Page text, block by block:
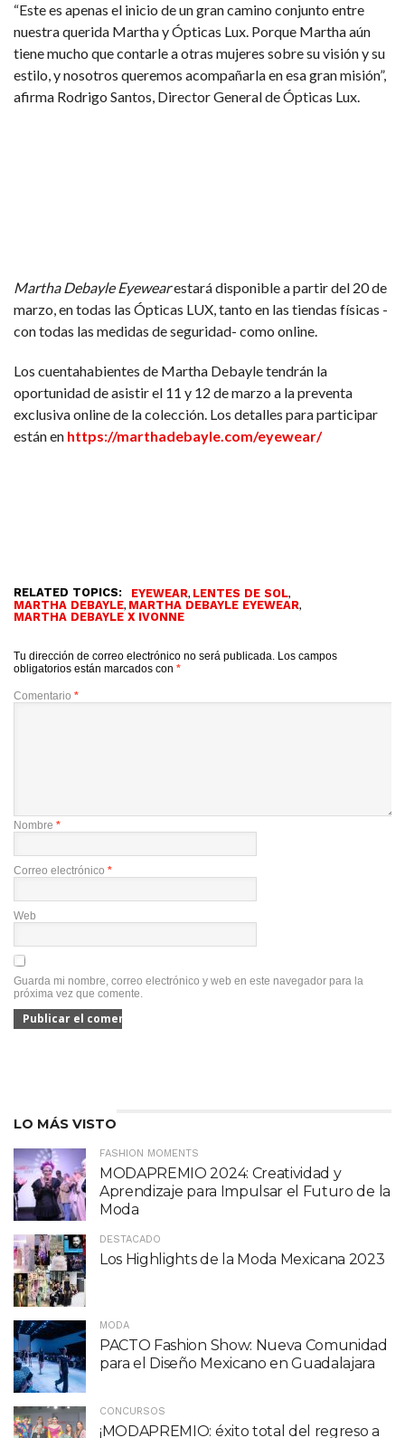
“Este es apenas el inicio de un gran camino conjunto entre
nuestra querida Martha y Ópticas Lux. Porque Martha aún
tiene mucho que contarle a otras mujeres sobre su visión y su
estilo, y nosotros queremos acompañarla en esa gran misión”,
afirma Rodrigo Santos, Director General de Ópticas Lux.
Martha Debayle Eyewearestará disponible a partir del 20 de
marzo, en todas las Ópticas LUX, tanto en las tiendas físicas -
con todas las medidas de seguridad- como online.
Los cuentahabientes de Martha Debayle tendrán la
oportunidad de asistir el 11 y 12 de marzo a la preventa
exclusiva online de la colección. Los detalles para participar
están en https://marthadebayle.com/eyewear/
RELATED TOPICS: EYEWEAR, LENTES DE SOL,
MARTHA DEBAYLE, MARTHA DEBAYLE EYEWEAR,
MARTHA DEBAYLE X IVONNE
Tu dirección de correo electrónico no será publicada. Los campos
obligatorios están marcados con *
Comentario *
Nombre *
Correo electrónico *
Web
Guarda mi nombre, correo electrónico y web en este navegador para la
próxima vez que comente.
LO MÁS VISTO
FASHION MOMENTS
MODAPREMIO 2024: Creatividad y
Aprendizaje para Impulsar el Futuro de la
Moda
DESTACADO
Los Highlights de la Moda Mexicana 2023
MODA
PACTO Fashion Show: Nueva Comunidad
para el Diseño Mexicano en Guadalajara
CONCURSOS
¡MODAPREMIO: éxito total del regreso a